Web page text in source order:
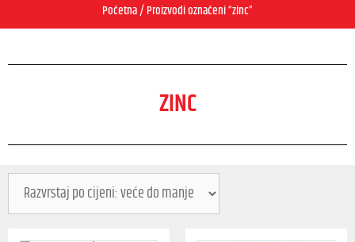
Početna/ Proizvodi označeni “zinc”
ZINC